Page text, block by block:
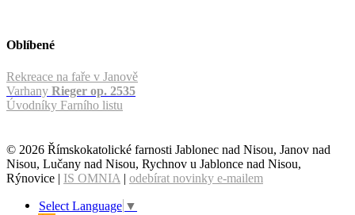
Oblíbené
Rekreace na faře v Janově
Varhany Rieger op. 2535
Úvodníky Farního listu
© 2026 Římskokatolické farnosti Jablonec nad Nisou, Janov nad
Nisou, Lučany nad Nisou, Rychnov u Jablonce nad Nisou,
Rýnovice | IS OMNIA | odebírat novinky e-mailem
Select Language ▼